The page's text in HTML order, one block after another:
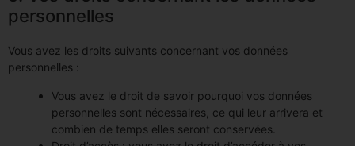
personnelles
Vous avez les droits suivants concernant vos données
personnelles :
Vous avez le droit de savoir pourquoi vos données
personnelles sont nécessaires, ce qui leur arrivera et
combien de temps elles seront conservées.